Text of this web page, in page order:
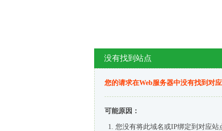
没有找到站点
您的请求在Web服务器中没有找到对
可能原因：
您没有将此域名或IP绑定到对应站